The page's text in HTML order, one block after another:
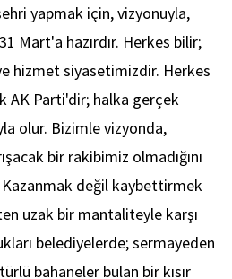
yapmak için, vizyonuyla,
Mart'a hazırdır. Herkes bilir;
hizmet siyasetimizdir. Herkes
AK Parti'dir; halka gerçek
olur. Bizimle vizyonda,
bir rakibimiz olmadığını
değil kaybettirmek
uzak bir mantaliteyle karşı
belediyelerde; sermayeden
bahaneler bulan bir kısır